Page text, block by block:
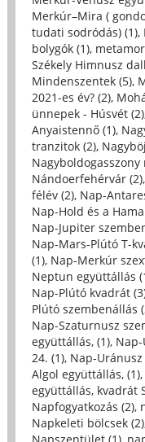
Merkúr–Mira (
tudati sodródás) (1),
bolygók (1),
Székely Himnusz
Mindenszentek (5),
2021-es év? (2),
ünnepek - Húsvét (2)
Anyaistennő (1),
tranzitok (2),
Nagyboldogasszony
Nándoerfehérvár (2),
félév (2), Nap-
Nap-Hold és a
Nap-Jupiter
Nap-Mars-Plútó T-
(1), Nap-Merkúr
Neptun együttállás
Nap-Plútó kvadrát
Plútó szembenállás
Nap-Szaturnusz
együttállás, (1),
24. (1), Nap-
Algol együttállás, (1),
együttállás, kvadrát
Napfogyatkozás (2),
Napkeleti bölcsek (2)
Napszentület (1),